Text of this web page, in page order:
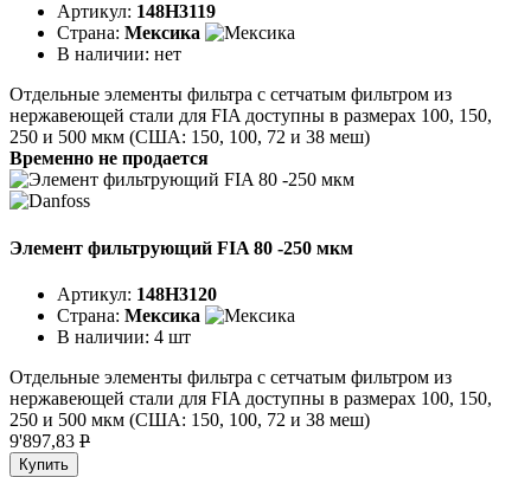
Артикул: 148H3119
Страна: Мексика
В наличии: нет
Отдельные элементы фильтра с сетчатым фильтром из
нержавеющей стали для FIA доступны в размерах 100, 150,
250 и 500 мкм (США: 150, 100, 72 и 38 меш)
Временно не продается
Элемент фильтрующий FIA 80 -250 мкм
Артикул: 148H3120
Страна: Мексика
В наличии: 4 шт
Отдельные элементы фильтра с сетчатым фильтром из
нержавеющей стали для FIA доступны в размерах 100, 150,
250 и 500 мкм (США: 150, 100, 72 и 38 меш)
9'897,83 P
Купить